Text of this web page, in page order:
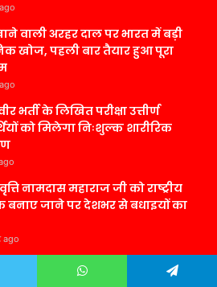
वाली अरहर दाल पर भारत में बड़ी
खोज, पहली बार तैयार हुआ पूरा
भर्ती के लिखित परीक्षा उत्तीर्ण
को मिलेगा निःशुल्क शारीरिक
नामदास महाराज जी को राष्ट्रीय
बनाए जाने पर देशभर से बधाइयों का
ago